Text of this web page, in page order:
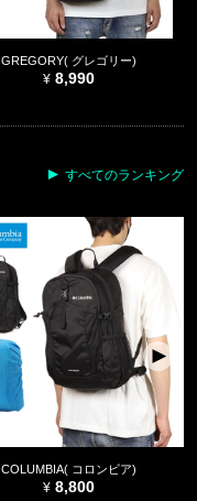
GREGORY( グレゴリー)
8,990
すべてのランキング
COLUMBIA( コロンビア)
8,800